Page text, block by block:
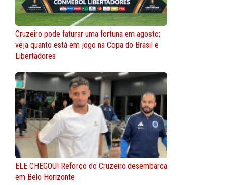
Cruzeiro pode faturar uma fortuna em agosto;
veja quanto está em jogo na Copa do Brasil e
Libertadores
ELE CHEGOU! Reforço do Cruzeiro desembarca
em Belo Horizonte